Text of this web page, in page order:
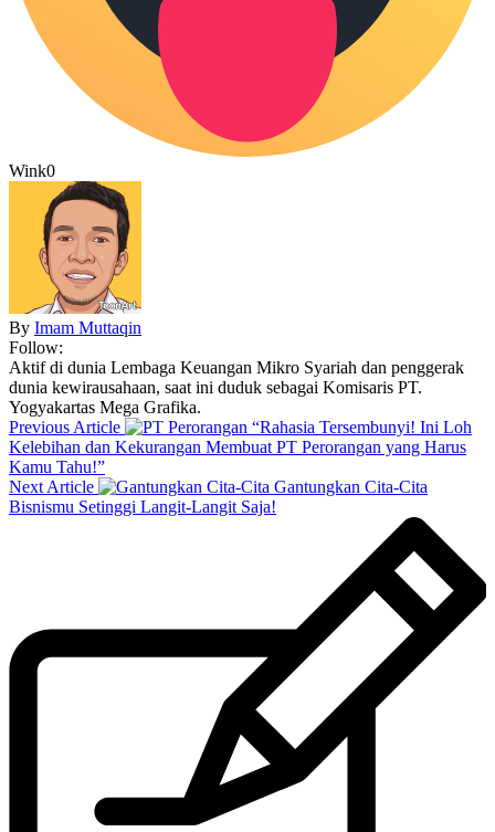
Wink0
By Imam Muttaqin
Follow:
Aktif di dunia Lembaga Keuangan Mikro Syariah dan penggerak
dunia kewirausahaan, saat ini duduk sebagai Komisaris PT.
Yogyakartas Mega Grafika.
Previous Article
“Rahasia Tersembunyi! Ini Loh
Kelebihan dan Kekurangan Membuat PT Perorangan yang Harus
Kamu Tahu!”
Next Article
Gantungkan Cita-Cita
Bisnismu Setinggi Langit-Langit Saja!